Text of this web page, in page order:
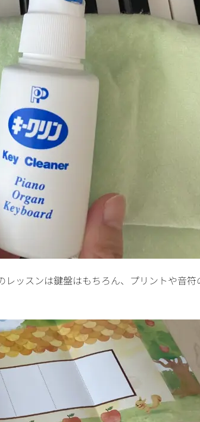
ッスンは鍵盤はもちろん、プリントや音